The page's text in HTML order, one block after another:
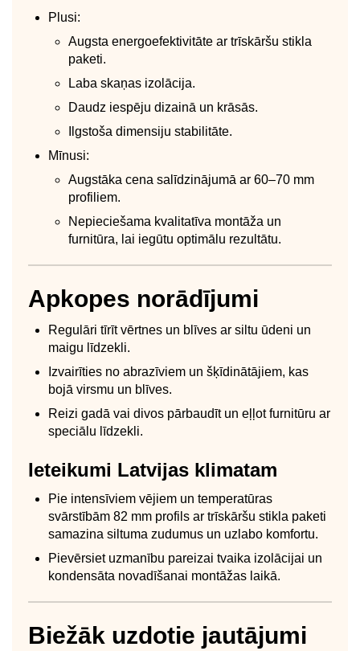
Plusi:
Augsta energoefektivitāte ar trīskāršu stikla
paketi.
Laba skaņas izolācija.
Daudz iespēju dizainā un krāsās.
Ilgstoša dimensiju stabilitāte.
Mīnusi:
Augstāka cena salīdzinājumā ar 60–70 mm
profiliem.
Nepieciešama kvalitatīva montāža un
furnitūra, lai iegūtu optimālu rezultātu.
Apkopes norādījumi
Regulāri tīrīt vērtnes un blīves ar siltu ūdeni un
maigu līdzekli.
Izvairīties no abrazīviem un šķīdinātājiem, kas
bojā virsmu un blīves.
Reizi gadā vai divos pārbaudīt un eļļot furnitūru ar
speciālu līdzekli.
Ieteikumi Latvijas klimatam
Pie intensīviem vējiem un temperatūras
svārstībām 82 mm profils ar trīskāršu stikla paketi
samazina siltuma zudumus un uzlabo komfortu.
Pievērsiet uzmanību pareizai tvaika izolācijai un
kondensāta novadīšanai montāžas laikā.
Biežāk uzdotie jautājumi